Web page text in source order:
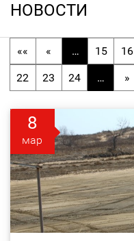
НОВОСТИ
«« « … 15 16
22 23 24 … »
8
мар